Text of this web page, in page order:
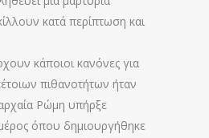
κατά περίπτωση και
κάποιοι κανόνες για
πιθανοτήτων ήταν
Ρώμη υπήρξε
όπου δημιουργήθηκε